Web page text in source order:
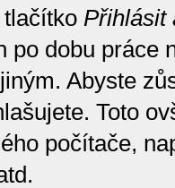
tlačítko Přihlásit
po dobu práce
Abyste
Toto
počítače,